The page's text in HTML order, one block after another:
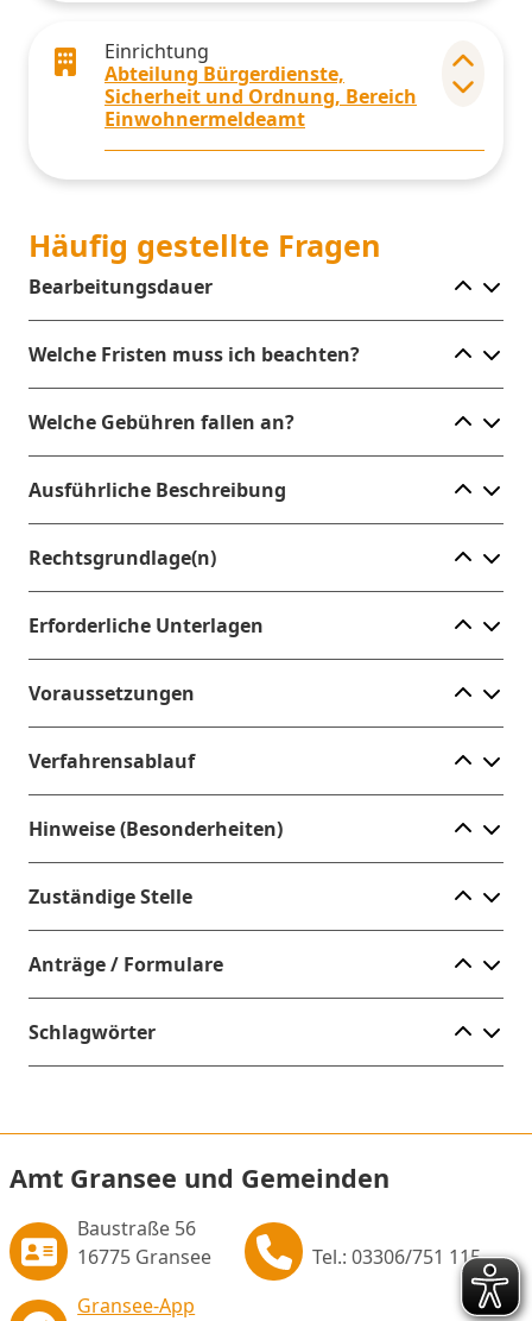
Einrichtung
Abteilung Bürgerdienste,
Sicherheit und Ordnung, Bereich
Einwohnermeldeamt
Häufig gestellte Fragen
Bearbeitungsdauer
Welche Fristen muss ich beachten?
Welche Gebühren fallen an?
Ausführliche Beschreibung
Rechtsgrundlage(n)
Erforderliche Unterlagen
Voraussetzungen
Verfahrensablauf
Hinweise (Besonderheiten)
Zuständige Stelle
Anträge / Formulare
Schlagwörter
Amt Gransee und Gemeinden
Baustraße 56
16775 Gransee
Tel.: 03306/751 115
Gransee-App